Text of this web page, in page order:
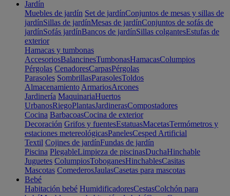
Jardín
Muebles de jardín Set de jardínConjuntos de mesas y sillas de
jardínSillas de jardínMesas de jardínConjuntos de sofás de
jardínSofás jardínBancos de jardínSillas colgantesEstufas de
exterior
Hamacas y tumbonas
AccesoriosBalancinesTumbonasHamacasColumpios
Pérgolas CenadoresCarpasPérgolas
Parasoles SombrillasParasolesToldos
Almacenamiento ArmariosArcones
Jardinería MaquinariaHuertos
UrbanosRiegoPlantasJardinerasCompostadores
Cocina BarbacoasCocina de exterior
Decoración Grifos y fuentesEstatuasMacetasTermómetros y
estaciones metereológicasPanelesCesped Artificial
Textil Cojines de jardínFundas de jardín
Piscina PlegableLimpieza de piscinasDuchaHinchable
Juguetes ColumpiosToboganesHinchablesCasitas
Mascotas ComederosJaulasCasetas para mascotas
Bebé
Habitación bebé HumidificadoresCestasColchón para